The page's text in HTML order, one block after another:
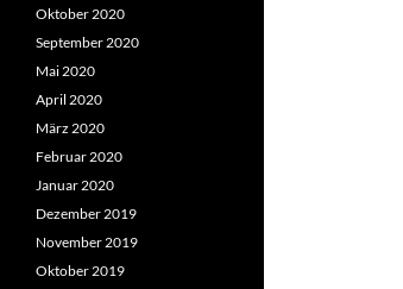
Oktober 2020
September 2020
Mai 2020
April 2020
März 2020
Februar 2020
Januar 2020
Dezember 2019
November 2019
Oktober 2019